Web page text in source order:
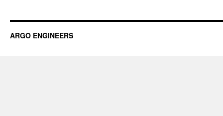
ARGO ENGINEERS